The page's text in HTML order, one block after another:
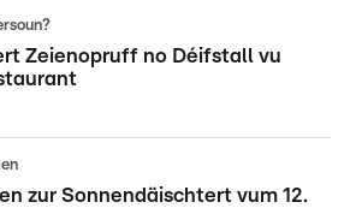
Zeienopruff no Déifstall vu
zur Sonnendäischtert vum 12.